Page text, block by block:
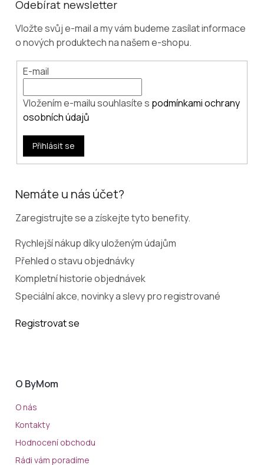
Odebírat newsletter
Vložte svůj e-mail a my vám budeme zasílat informace
o nových produktech na našem e-shopu.
E-mail
Vložením e-mailu souhlasíte s podmínkami ochrany
osobních údajů
Přihlásit se
Nemáte u nás účet?
Zaregistrujte se a získejte tyto benefity.
Rychlejší nákup díky uloženým údajům
Přehled o stavu objednávky
Kompletní historie objednávek
Speciální akce, novinky a slevy pro registrované
Registrovat se
O ByMom
O nás
Kontakty
Hodnocení obchodu
Rádi vám poradíme